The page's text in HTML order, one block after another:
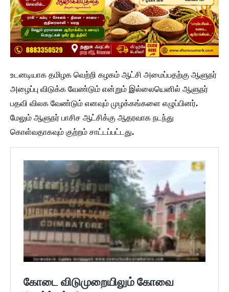
உடனடியாக தமிழக வெற்றி கழகம் ஆட்சி அமைப்பதற்கு ஆளுநர்
அழைப்பு விடுக்க வேண்டும் என்றும் இல்லையெனில் ஆளுநர்
பதவி விலக வேண்டும் எனவும் முழக்கங்களை எழுப்பினர்.
மேலும் ஆளுநர் பாசிச ஆட்சிக்கு ஆதரவாக நடந்து
கொள்வதாகவும் குற்றம் சாட்டப்பட்டது.